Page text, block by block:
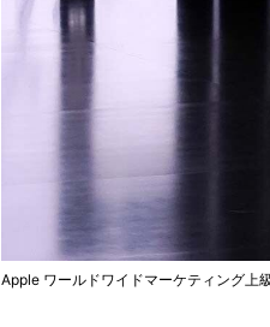
Apple ワールドワイドマーケティング上